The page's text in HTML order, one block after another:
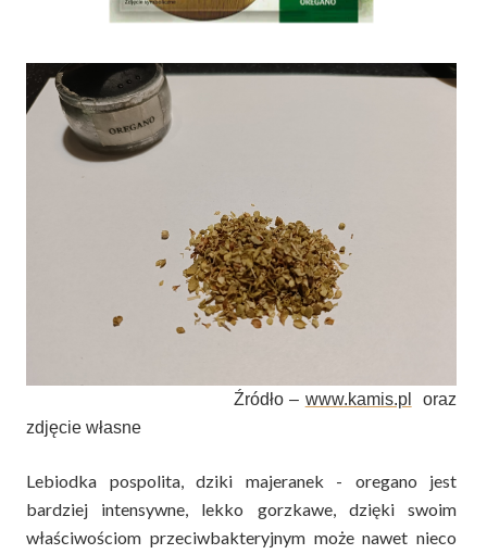
Źródło – www.kamis.pl
oraz
zdjęcie własne
Lebiodka pospolita, dziki majeranek - oregano jest
bardziej intensywne, lekko gorzkawe, dzięki swoim
właściwościom przeciwbakteryjnym może nawet nieco